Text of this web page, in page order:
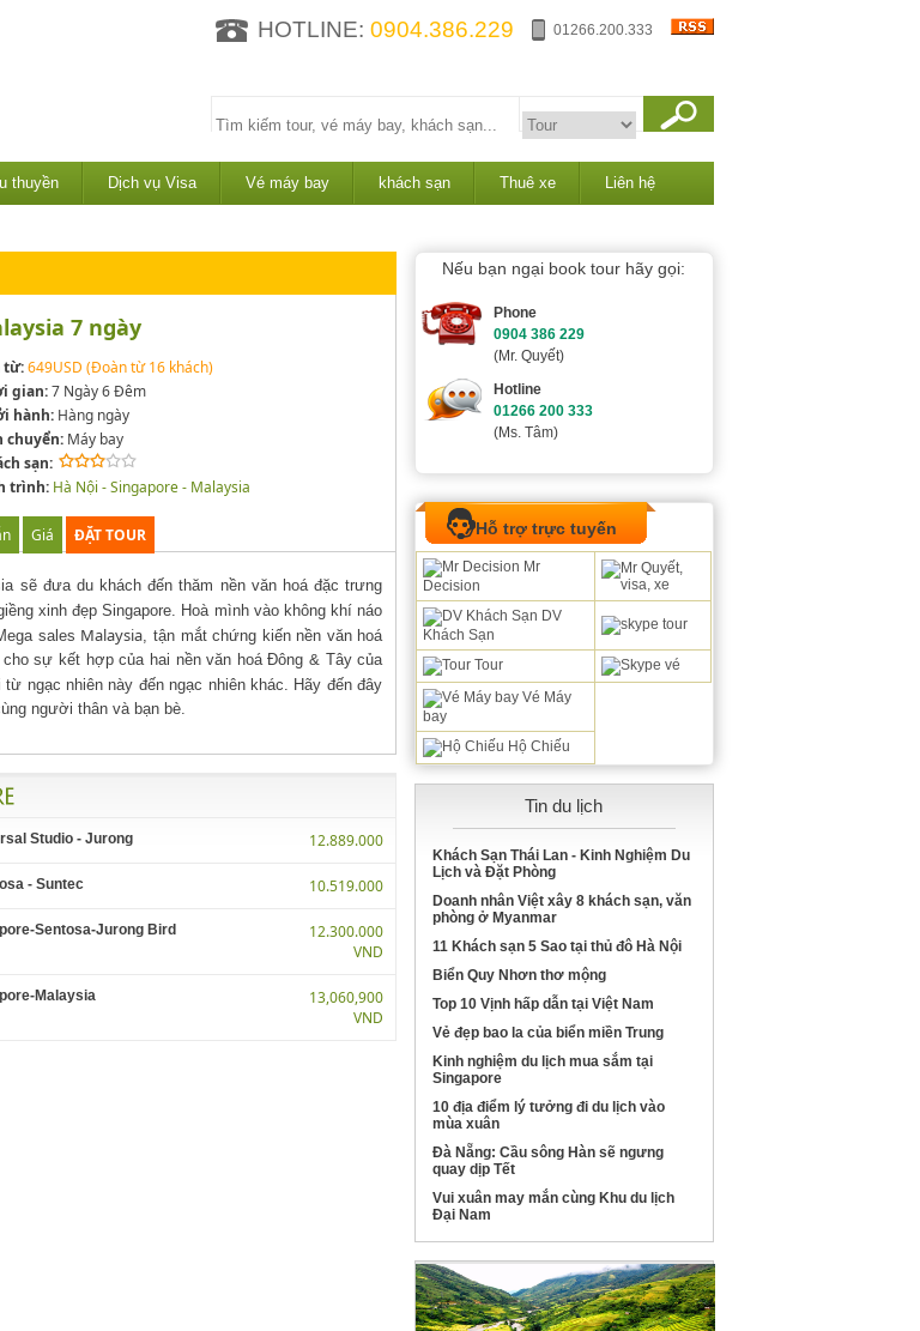
HOTLINE: 0904.386.229 01266.200.333
thuyền Dịch vụ Visa Vé máy bay khách sạn Thuê xe Liên hệ
7 ngày
từ:649USD (Đoàn từ 16 khách)
gian:7 Ngày 6 Đêm
hành:Hàng ngày
chuyển:Máy bay
sạn:
trình: Hà Nội - Singapore - Malaysia
Giá ĐẶT TOUR
sẽ đưa du khách đến thăm nền văn hoá đặc trưng
xinh đẹp Singapore. Hoà mình vào không khí náo
sales Malaysia, tận mắt chứng kiến nền văn hoá
sự kết hợp của hai nền văn hoá Đông & Tây của
ngạc nhiên này đến ngạc nhiên khác. Hãy đến đây
người thân và bạn bè.
Studio - Jurong 12.889.000
- Suntec 10.519.000
Sentosa-Jurong Bird
12.300.000
VND
Malaysia
13,060,900
VND
Nếu bạn ngại book tour hãy gọi:
Phone
0904 386 229
(Mr. Quyết)
Hotline
01266 200 333
(Ms. Tâm)
Hỗ trợ trực tuyến
Mr
Decision
DV
Khách Sạn
Tour
Vé Máy
bay
Hộ Chiếu
Tin du lịch
Khách Sạn Thái Lan - Kinh Nghiệm Du
Lịch và Đặt Phòng
Doanh nhân Việt xây 8 khách sạn, văn
phòng ở Myanmar
11 Khách sạn 5 Sao tại thủ đô Hà Nội
Biển Quy Nhơn thơ mộng
Top 10 Vịnh hấp dẫn tại Việt Nam
Vẻ đẹp bao la của biển miền Trung
Kinh nghiệm du lịch mua sắm tại
Singapore
10 địa điểm lý tưởng đi du lịch vào
mùa xuân
Đà Nẵng: Cầu sông Hàn sẽ ngưng
quay dịp Tết
Vui xuân may mắn cùng Khu du lịch
Đại Nam